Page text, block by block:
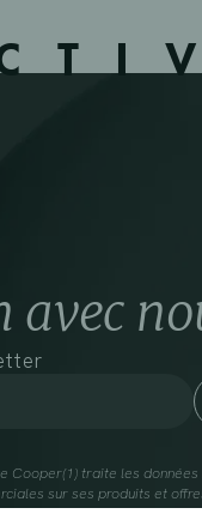
avec
Cooper(1) traite les
sur ses produits et
vousici